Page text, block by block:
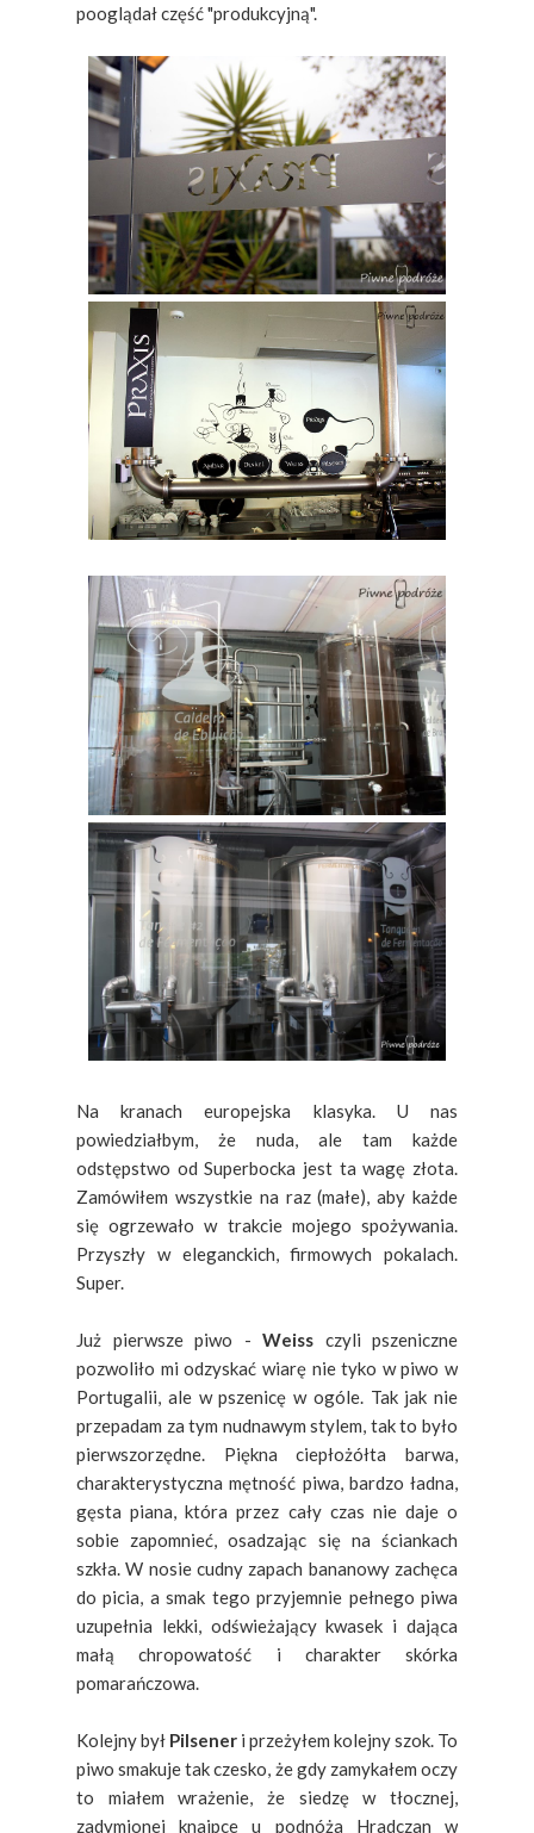
pooglądał część "produkcyjną".
Na kranach europejska klasyka. U nas
powiedziałbym, że nuda, ale tam każde
odstępstwo od Superbocka jest ta wagę złota.
Zamówiłem wszystkie na raz (małe), aby każde
się ogrzewało w trakcie mojego spożywania.
Przyszły w eleganckich, firmowych pokalach.
Super.
Już pierwsze piwo - Weiss czyli pszeniczne
pozwoliło mi odzyskać wiarę nie tyko w piwo w
Portugalii, ale w pszenicę w ogóle. Tak jak nie
przepadam za tym nudnawym stylem, tak to było
pierwszorzędne. Piękna ciepłożółta barwa,
charakterystyczna mętność piwa, bardzo ładna,
gęsta piana, która przez cały czas nie daje o
sobie zapomnieć, osadzając się na ściankach
szkła. W nosie cudny zapach bananowy zachęca
do picia, a smak tego przyjemnie pełnego piwa
uzupełnia lekki, odświeżający kwasek i dająca
małą chropowatość i charakter skórka
pomarańczowa.
Kolejny był Pilsener i przeżyłem kolejny szok. To
piwo smakuje tak czesko, że gdy zamykałem oczy
to miałem wrażenie, że siedzę w tłocznej,
zadymionej knajpce u podnóża Hradczan w